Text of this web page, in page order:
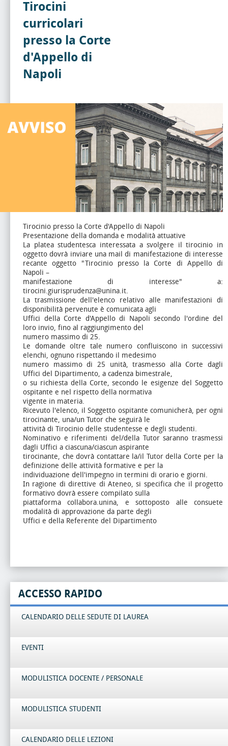
Tirocini
curricolari
presso la Corte
d'Appello di
Napoli
Tirocinio presso la Corte d'Appello di Napoli
Presentazione della domanda e modalità attuative
La platea studentesca interessata a svolgere il tirocinio in
oggetto dovrà inviare una mail di manifestazione di interesse
recante oggetto "Tirocinio presso la Corte di Appello di
Napoli –
manifestazione di interesse" a:
tirocini.giurisprudenza@unina.it.
La trasmissione dell'elenco relativo alle manifestazioni di
disponibilità pervenute è comunicata agli
Uffici della Corte d'Appello di Napoli secondo l'ordine del
loro invio, fino al raggiungimento del
numero massimo di 25.
Le domande oltre tale numero confluiscono in successivi
elenchi, ognuno rispettando il medesimo
numero massimo di 25 unità, trasmesso alla Corte dagli
Uffici del Dipartimento, a cadenza bimestrale,
o su richiesta della Corte, secondo le esigenze del Soggetto
ospitante e nel rispetto della normativa
vigente in materia.
Ricevuto l'elenco, il Soggetto ospitante comunicherà, per ogni
tirocinante, una/un Tutor che seguirà le
attività di Tirocinio delle studentesse e degli studenti.
Nominativo e riferimenti del/della Tutor saranno trasmessi
dagli Uffici a ciascuna/ciascun aspirante
tirocinante, che dovrà contattare la/il Tutor della Corte per la
definizione delle attività formative e per la
individuazione dell'impegno in termini di orario e giorni.
In ragione di direttive di Ateneo, si specifica che il progetto
formativo dovrà essere compilato sulla
piattaforma collabora.unina, e sottoposto alle consuete
modalità di approvazione da parte degli
Uffici e della Referente del Dipartimento
ACCESSO RAPIDO
CALENDARIO DELLE SEDUTE DI LAUREA
EVENTI
MODULISTICA DOCENTE / PERSONALE
MODULISTICA STUDENTI
CALENDARIO DELLE LEZIONI